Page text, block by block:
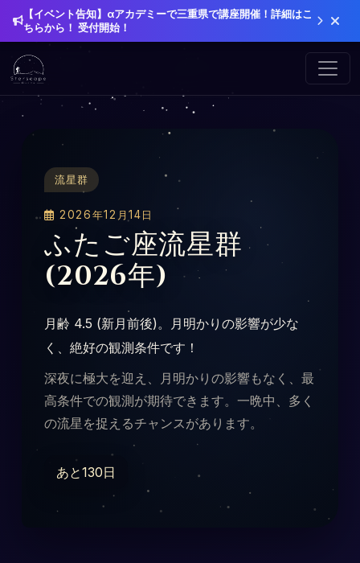
【イベント告知】αアカデミーで三重県で講座開催！詳細はこ
ちらから！ 受付開始！
流星群
2026年12月14日
ふたご座流星群
(2026年)
月齢 4.5 (新月前後)。月明かりの影響が少な
く、絶好の観測条件です！
深夜に極大を迎え、月明かりの影響もなく、最
高条件での観測が期待できます。一晩中、多く
の流星を捉えるチャンスがあります。
あと130日